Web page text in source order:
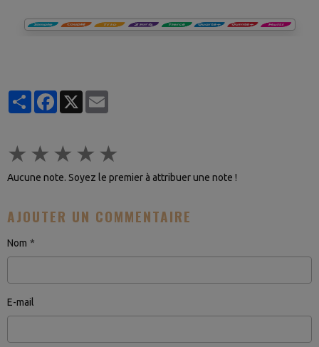
PartagerFacebook
★ ★ ★ ★ ★
Aucune note. Soyez le premier à attribuer une note !
AJOUTER UN COMMENTAIRE
Nom
E-mail